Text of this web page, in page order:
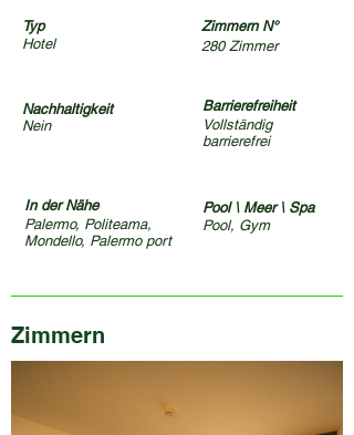
Typ
Hotel
Nachhaltigkeit
Nein
Zimmern N°
280 Zimmer
Barrierefreiheit
Vollständig
barrierefrei
In der Nähe
Palermo, Politeama,
Mondello, Palermo port
Pool \ Meer \ Spa
Pool, Gym
Zimmern